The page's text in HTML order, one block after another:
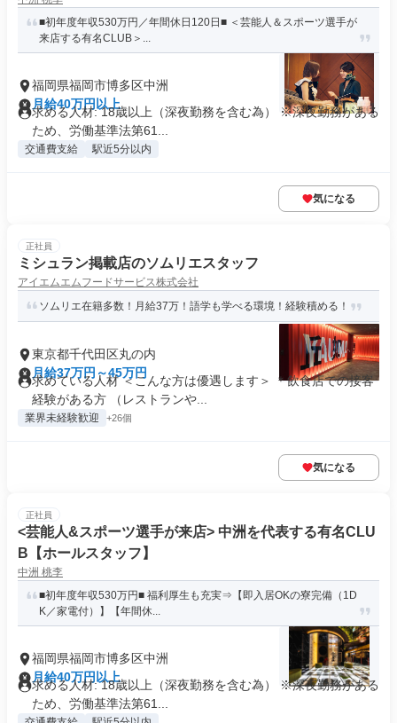
■初年度年収530万円／年間休日120日■ ＜芸能人＆スポーツ選手が
来店する有名CLUB＞...
福岡県福岡市博多区中洲
月給40万円以上
求める人材: 18歳以上（深夜勤務を含む為） ※深夜勤務がある
ため、労働基準法第61...
交通費支給 駅近5分以内
気になる
正社員
ミシュラン掲載店のソムリエスタッフ
アイエムエムフードサービス株式会社
ソムリエ在籍多数！月給37万！語学も学べる環境！経験積める！
東京都千代田区丸の内
月給37万円～45万円
求めている人材 ＜こんな方は優遇します＞ ＊飲食店での接客
経験がある方 （レストランや...
業界未経験歓迎 +26個
気になる
正社員
<芸能人&スポーツ選手が来店> 中洲を代表する有名CLU
B【ホールスタッフ】
中洲 桃李
■初年度年収530万円■ 福利厚生も充実⇒【即入居OKの寮完備（1D
K／家電付）】【年間休...
福岡県福岡市博多区中洲
月給40万円以上
求める人材: 18歳以上（深夜勤務を含む為） ※深夜勤務がある
ため、労働基準法第61...